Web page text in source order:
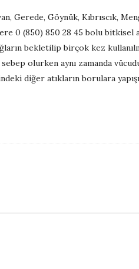
Göynük, Kıbrıscık,
0 (850) 850 28 45 bolu bitkisel
bekletilip birçok kez
olurken aynı zamanda
diğer atıkların borulara